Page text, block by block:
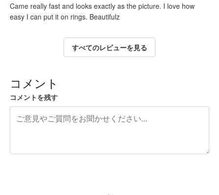
Came really fast and looks exactly as the picture. I love how
easy I can put it on rings. Beautifulz
すべてのレビューを見る
コメント
コメントを残す